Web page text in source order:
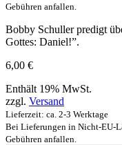
Gebühren anfallen.
Bobby Schuller predigt
Gottes: Daniel!”.
6,00 €
Enthält 19% MwSt.
zzgl. Versand
Lieferzeit: ca. 2-3 Werktage
Bei Lieferungen in Nicht-EU-
Gebühren anfallen.